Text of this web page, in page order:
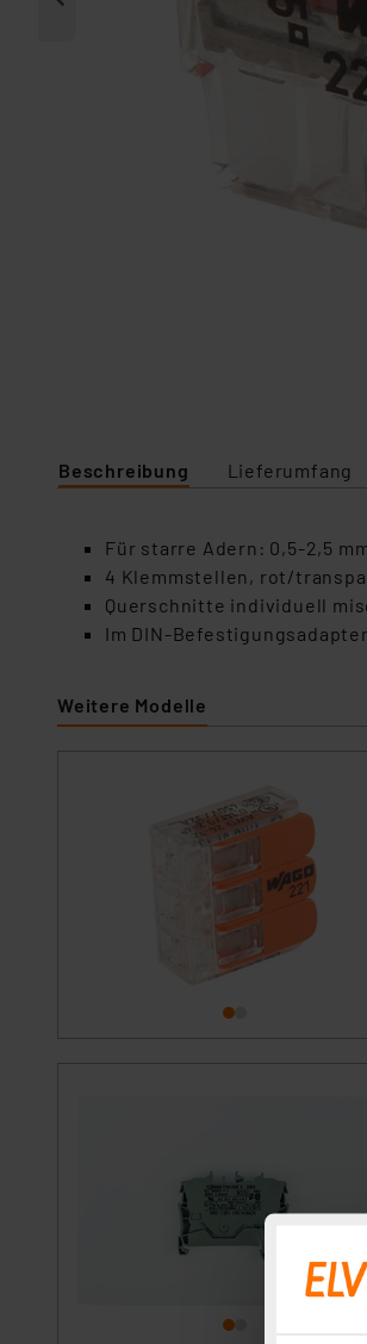
Beschreibung Lieferumfang
Für starre Adern: 0,5-2,5
4 Klemmstellen, rot/
Querschnitte individuell
Im DIN-
Weitere Modelle